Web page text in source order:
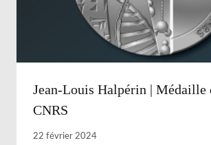
Jean-Louis Halpérin | Médaille
CNRS
22 février 2024